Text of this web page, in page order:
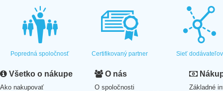
Popredná spoločnosť Certifikovaný partner Sieť dodávateľov
Všetko o nákupe
Ako nakupovať
O nás
O spoločnosti
Základné